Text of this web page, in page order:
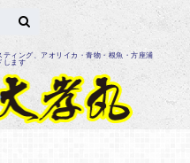
ィング、アオリイカ・青物・根魚・方座浦
します